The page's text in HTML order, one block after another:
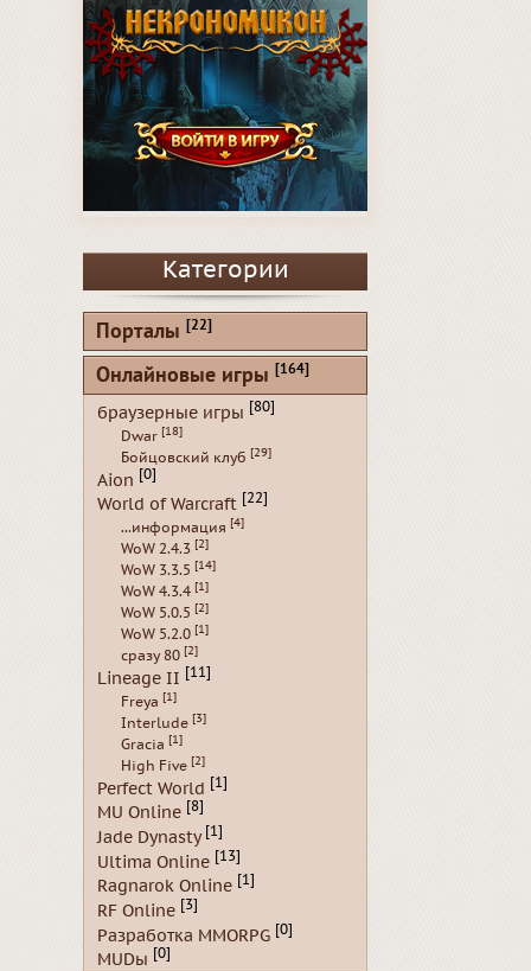
Категории
Порталы [22]
Онлайновые игры [164]
браузерные игры [80]
Dwar [18]
Бойцовский клуб [29]
Aion [0]
World of Warcraft [22]
...информация [4]
WoW 2.4.3 [2]
WoW 3.3.5 [14]
WoW 4.3.4 [1]
WoW 5.0.5 [2]
WoW 5.2.0 [1]
сразу 80 [2]
Lineage II [11]
Freya [1]
Interlude [3]
Gracia [1]
High Five [2]
Perfect World [1]
MU Online [8]
Jade Dynasty [1]
Ultima Online [13]
Ragnarok Online [1]
RF Online [3]
Разработка MMORPG [0]
MUDы [0]